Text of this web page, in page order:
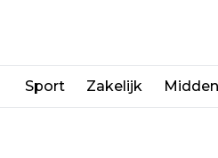
Sport Zakelijk